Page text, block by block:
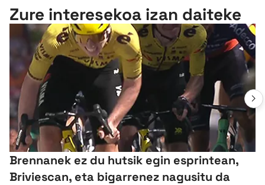
Zure interesekoa izan daiteke
Brennanek ez du hutsik egin esprintean,
Briviescan, eta bigarrenez nagusitu da